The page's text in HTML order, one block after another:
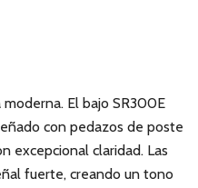
El bajo SR300E
con pedazos de poste
excepcional claridad. Las
fuerte, creando un tono